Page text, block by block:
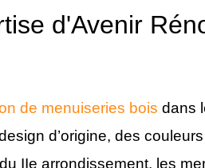
d'Avenir
de menuiseries bois dans
d’origine, des
du IIe arrondissement, les